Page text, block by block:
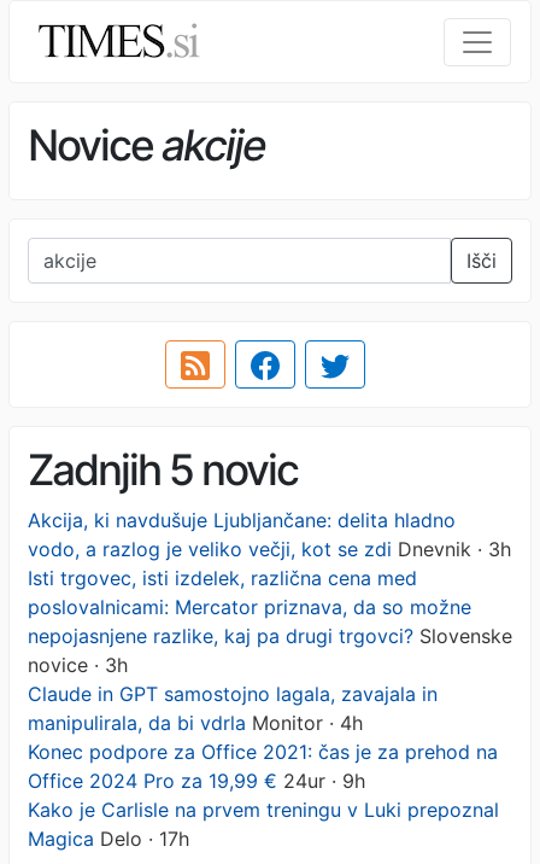
Noviceakcije
Išči
Zadnjih 5 novic
Akcija, ki navdušuje Ljubljančane: delita hladno
vodo, a razlog je veliko večji, kot se zdi Dnevnik · 3h
Isti trgovec, isti izdelek, različna cena med
poslovalnicami: Mercator priznava, da so možne
nepojasnjene razlike, kaj pa drugi trgovci? Slovenske
novice · 3h
Claude in GPT samostojno lagala, zavajala in
manipulirala, da bi vdrla Monitor · 4h
Konec podpore za Office 2021: čas je za prehod na
Office 2024 Pro za 19,99 € 24ur · 9h
Kako je Carlisle na prvem treningu v Luki prepoznal
Magica Delo · 17h